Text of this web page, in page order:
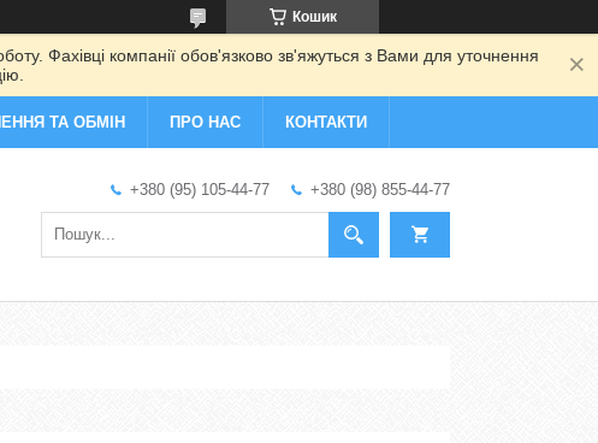
Кошик
Фахівці компанії обов'язково зв'яжуться з Вами для уточнення
ТА ОБМІН ПРО НАС КОНТАКТИ
+380 (95) 105-44-77 +380 (98) 855-44-77